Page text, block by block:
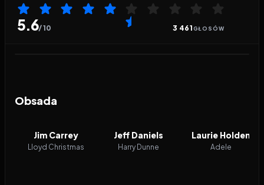
5.6/ 10 3 461GŁOSÓW
Obsada
Jim Carrey
Lloyd Christmas
Jeff Daniels
Harry Dunne
Laurie Holden
Adele